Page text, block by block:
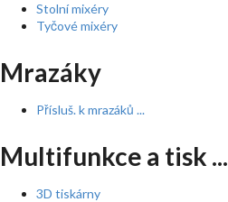
Stolní mixéry
Tyčové mixéry
Mrazáky
Přísluš. k mrazáků ...
Multifunkce a tisk ...
3D tiskárny